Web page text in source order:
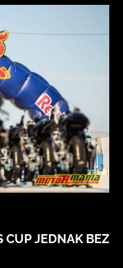
CUP JEDNAK BEZ